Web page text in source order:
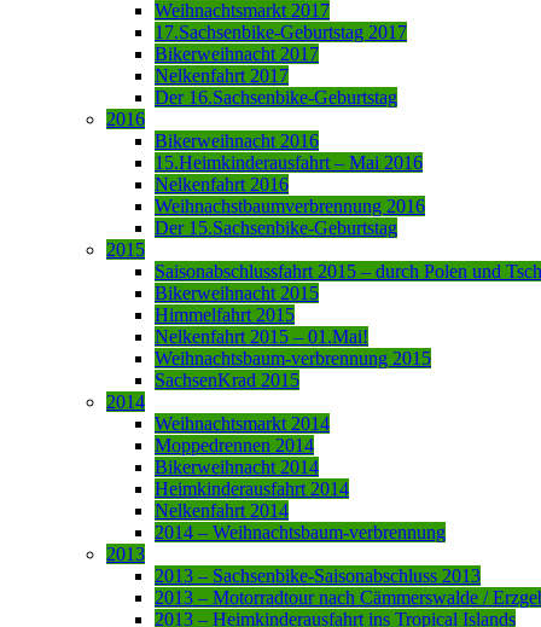
Weihnachtsmarkt 2017
17.Sachsenbike-Geburtstag 2017
Bikerweihnacht 2017
Nelkenfahrt 2017
Der 16.Sachsenbike-Geburtstag
2016
Bikerweihnacht 2016
15.Heimkinderausfahrt – Mai 2016
Nelkenfahrt 2016
Weihnachstbaumverbrennung 2016
Der 15.Sachsenbike-Geburtstag
2015
Saisonabschlussfahrt 2015 – durch Polen und
Bikerweihnacht 2015
Himmelfahrt 2015
Nelkenfahrt 2015 – 01.Mai!
Weihnachtsbaum-verbrennung 2015
SachsenKrad 2015
2014
Weihnachtsmarkt 2014
Moppedrennen 2014
Bikerweihnacht 2014
Heimkinderausfahrt 2014
Nelkenfahrt 2014
2014 – Weihnachtsbaum-verbrennung
2013
2013 – Sachsenbike-Saisonabschluss 2013
2013 – Motorradtour nach Cämmerswalde /
2013 – Heimkinderausfahrt ins Tropical Islands